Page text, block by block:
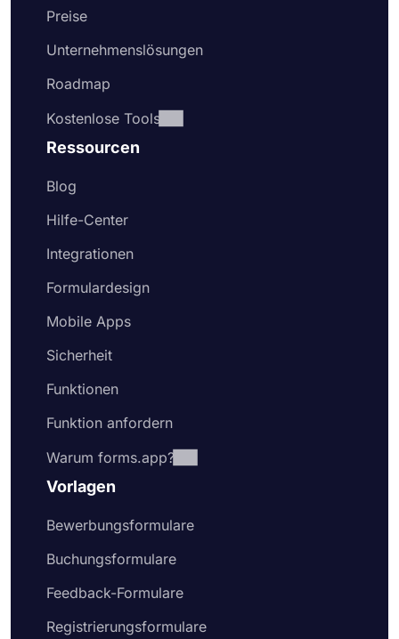
Preise
Unternehmenslösungen
Roadmap
Kostenlose Tools
Ressourcen
Blog
Hilfe-Center
Integrationen
Formulardesign
Mobile Apps
Sicherheit
Funktionen
Funktion anfordern
Warum forms.app?
Vorlagen
Bewerbungsformulare
Buchungsformulare
Feedback-Formulare
Registrierungsformulare